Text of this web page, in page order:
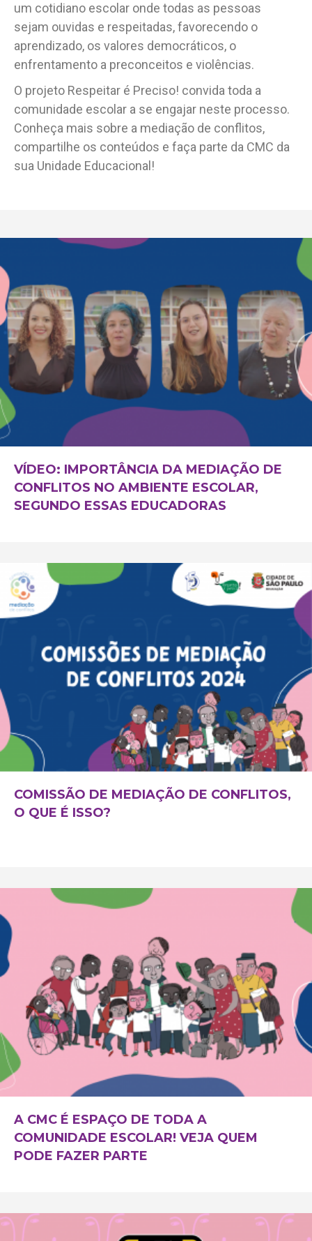
um cotidiano escolar onde todas as pessoas
sejam ouvidas e respeitadas, favorecendo o
aprendizado, os valores democráticos, o
enfrentamento a preconceitos e violências.
O projeto Respeitar é Preciso! convida toda a
comunidade escolar a se engajar neste processo.
Conheça mais sobre a mediação de conflitos,
compartilhe os conteúdos e faça parte da CMC da
sua Unidade Educacional!
VÍDEO: IMPORTÂNCIA DA MEDIAÇÃO DE
CONFLITOS NO AMBIENTE ESCOLAR,
SEGUNDO ESSAS EDUCADORAS
COMISSÃO DE MEDIAÇÃO DE CONFLITOS,
O QUE É ISSO?
A CMC É ESPAÇO DE TODA A
COMUNIDADE ESCOLAR! VEJA QUEM
PODE FAZER PARTE